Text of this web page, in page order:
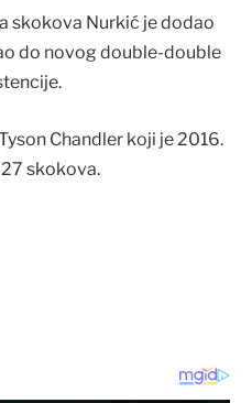
skokova Nurkić je dodao
do novog double-double
Chandler koji je 2016.
skokova.